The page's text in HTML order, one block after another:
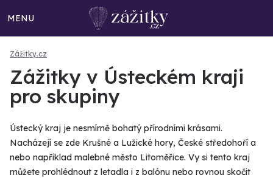
MENU
Zážitky.cz
Zážitky v Ústeckém kraji
pro skupiny
Ústecký kraj je nesmírně bohatý přírodními krásami.
Nacházejí se zde Krušné a Lužické hory, České středohoří a
nebo například malebné město Litoměřice. Vy si tento kraj
můžete prohlédnout z letadla i z balónu nebo rovnou skočit